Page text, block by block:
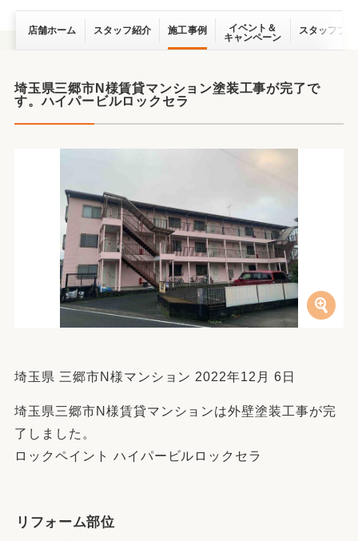
店舗ホーム スタッフ紹介 施工事例
イベント＆
キャンペーン
スタッフブ
埼玉県三郷市N様賃貸マンション塗装工事が完了で
す。ハイパービルロックセラ
埼玉県 三郷市N様マンション 2022年12月 6日
埼玉県三郷市N様賃貸マンションは外壁塗装工事が完
了しました。
ロックペイント ハイパービルロックセラ
リフォーム部位